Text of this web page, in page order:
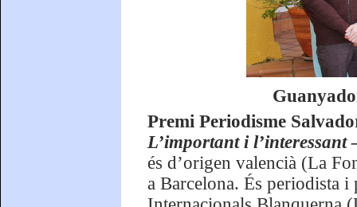
Premi Periodisme
L’important i l’interessant
és d’origen valencià (La
a Barcelona. És periodista